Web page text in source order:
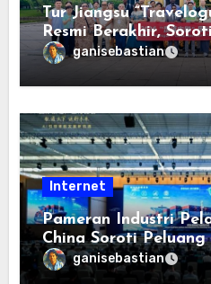
Tur Jiangsu
Resmi Berakhir,
Keterbukaan, dan
Berorientasi pada
ganisebastian
Internet
Pameran Industri
China Soroti
ganisebastian